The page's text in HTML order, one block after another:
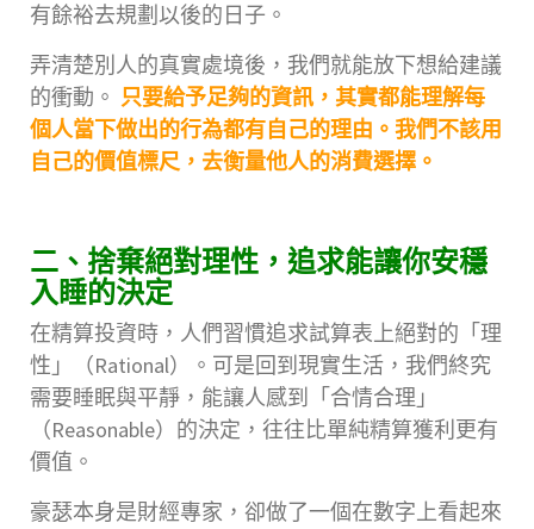
有餘裕去規劃以後的日子。
弄清楚別人的真實處境後，我們就能放下想給建議
的衝動。 只要給予足夠的資訊，其實都能理解每
個人當下做出的行為都有自己的理由。我們不該用
自己的價值標尺，去衡量他人的消費選擇。
二、捨棄絕對理性，追求能讓你安穩
入睡的決定
在精算投資時，人們習慣追求試算表上絕對的「理
性」（Rational）。可是回到現實生活，我們終究
需要睡眠與平靜，能讓人感到「合情合理」
（Reasonable）的決定，往往比單純精算獲利更有
價值。
豪瑟本身是財經專家，卻做了一個在數字上看起來